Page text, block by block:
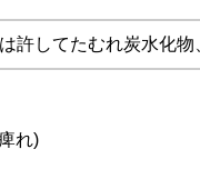
許してたむれ炭水化物
れ)